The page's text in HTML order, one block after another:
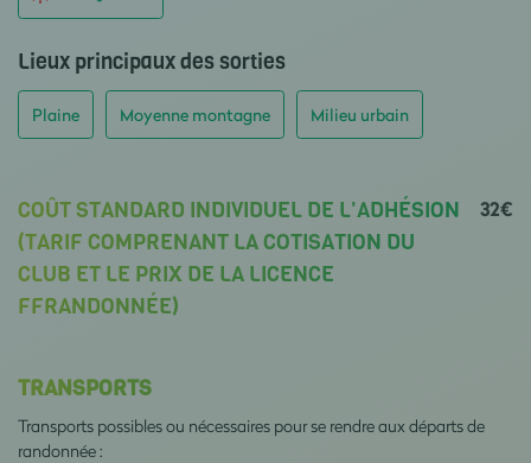
Lieux principaux des sorties
Plaine Moyenne montagne Milieu urbain
COÛT STANDARD INDIVIDUEL DE L'ADHÉSION
(TARIF COMPRENANT LA COTISATION DU
CLUB ET LE PRIX DE LA LICENCE
FFRANDONNÉE)
32€
TRANSPORTS
Transports possibles ou nécessaires pour se rendre aux départs de
randonnée :